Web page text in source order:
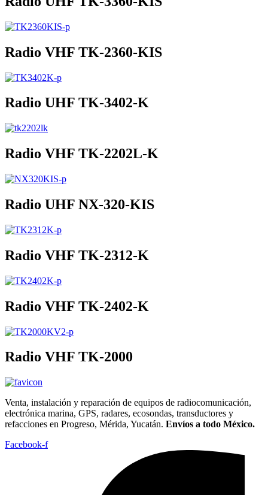
Radio VHF TK-2360-KIS
Radio UHF TK-3402-K
Radio VHF TK-2202L-K
Radio UHF NX-320-KIS
Radio VHF TK-2312-K
Radio VHF TK-2402-K
Radio VHF TK-2000
Venta, instalación y reparación de equipos de radiocomunicación,
electrónica marina, GPS, radares, ecosondas, transductores y
refacciones en Progreso, Mérida, Yucatán. Envíos a todo México.
Facebook-f